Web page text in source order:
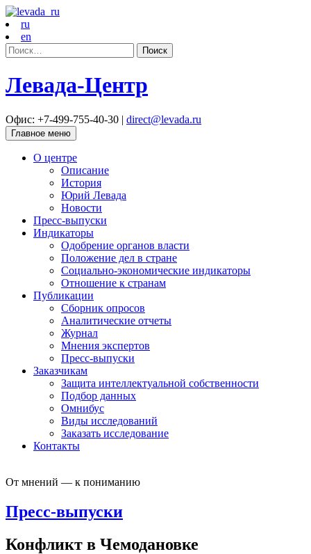
ru
en
Найти:
Левада-Центр
Офис: +7-499-755-40-30 | direct@levada.ru
Главное меню
О центре
Описание
История
Юрий Левада
Новости
Пресс-выпуски
Индикаторы
Одобрение органов власти
Положение дел в стране
Социально-экономические индикаторы
Отношение к странам
Публикации
Сборник опросов
Аналитические отчеты
Журнал
Мнения экспертов
Пресс-выпуски
Заказчикам
Защита интеллектуальной собственности
Подбор данных
Омнибус
Виды исследований
Заказать исследование
Контакты
От мнений — к пониманию
Пресс-выпуски
Конфликт в Чемодановке